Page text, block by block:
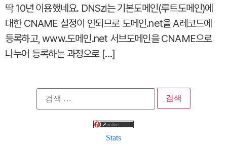
딱 10년 이용했네요. DNSzi는 기본도메인(루트도메인)에
대한 CNAME 설정이 안되므로 도메인.net을 A레코드에
등록하고, www.도메인.net 서브도메인을 CNAME으로
나누어 등록하는 과정으로 […]
검
색:
Stats